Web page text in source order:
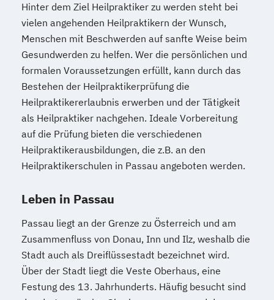
Hinter dem Ziel Heilpraktiker zu werden steht bei
vielen angehenden Heilpraktikern der Wunsch,
Menschen mit Beschwerden auf sanfte Weise beim
Gesundwerden zu helfen. Wer die persönlichen und
formalen Voraussetzungen erfüllt, kann durch das
Bestehen der Heilpraktikerprüfung die
Heilpraktikererlaubnis erwerben und der Tätigkeit
als Heilpraktiker nachgehen. Ideale Vorbereitung
auf die Prüfung bieten die verschiedenen
Heilpraktikerausbildungen, die z.B. an den
Heilpraktikerschulen in Passau angeboten werden.
Leben in Passau
Passau liegt an der Grenze zu Österreich und am
Zusammenfluss von Donau, Inn und Ilz, weshalb die
Stadt auch als Dreiflüssestadt bezeichnet wird.
Über der Stadt liegt die Veste Oberhaus, eine
Festung des 13. Jahrhunderts. Häufig besucht sind